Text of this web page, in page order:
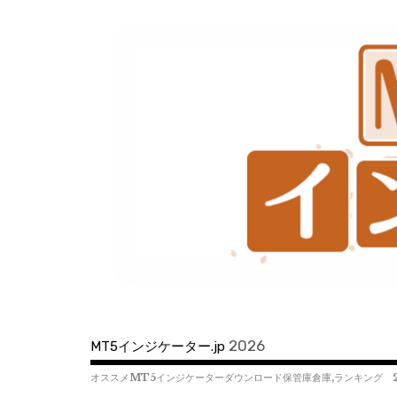
MT5インジケーター.jp 2026
オススメMT5インジケーターダウンロード保管庫倉庫,ランキン